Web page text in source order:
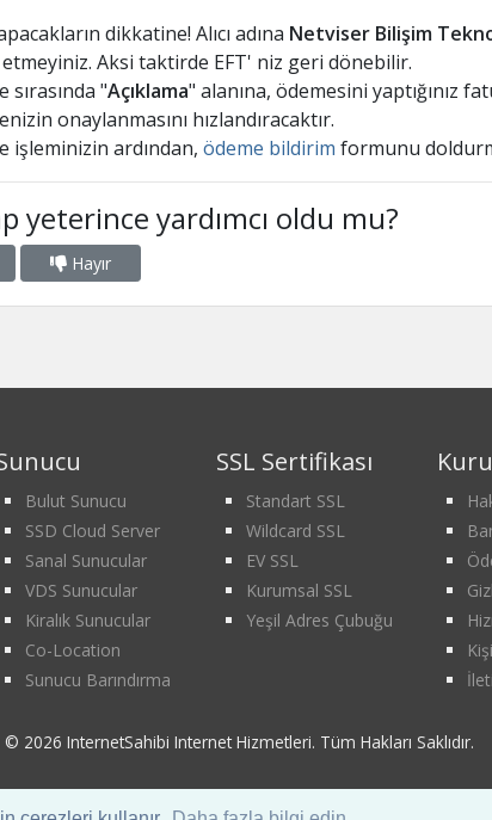
dikkatine! Alıcı adına Netviser Bilişim
Aksi taktirde EFT' niz geri dönebilir.
sırasında "Açıklama" alanına, ödemesini yaptığınız
onaylanmasını hızlandıracaktır.
işleminizin ardından, ödeme bildirim formunu
yeterince yardımcı oldu mu?
Hayır
Bulut Sunucu
SSD Cloud Server
Sanal Sunucular
VDS Sunucular
Kiralık Sunucular
Co-Location
Sunucu Barındırma
SSL Sertifikası
Standart SSL
Wildcard SSL
EV SSL
Kurumsal SSL
Yeşil Adres Çubuğu
© 2026 InternetSahibi Internet Hizmetleri. Tüm Hakları Saklıdır.